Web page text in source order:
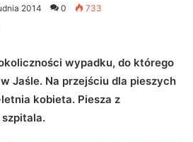
2014 0 733
wypadku, do którego
Jaśle. Na przejściu dla pieszych
kobieta. Piesza z
szpitala.